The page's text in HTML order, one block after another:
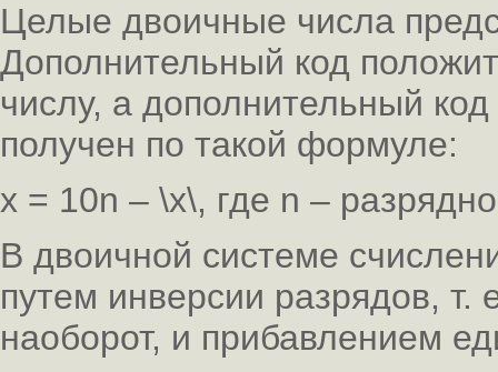
Целые двоичные числа
Дополнительный код
числу, а дополнительный
получен по такой формуле:
x = 10n – \x\, где n –
В двоичной системе
путем инверсии разрядов,
наоборот, и прибавлением